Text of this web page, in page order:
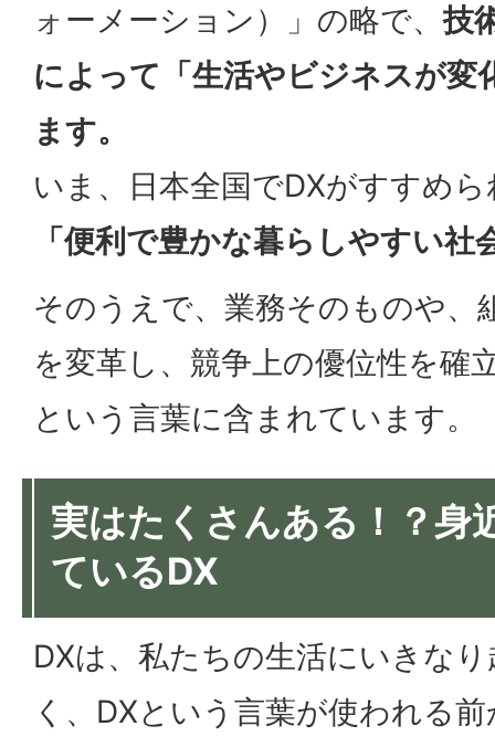
ォーメーション）」の略で、技
によって「生活やビジネスが変
ます。
いま、日本全国でDXがすすめ
「便利で豊かな暮らしやすい社
そのうえで、業務そのものや、
を変革し、競争上の優位性を確
という言葉に含まれています。
実はたくさんある！？身
ているDX
DXは、私たちの生活にいきな
く、DXという言葉が使われる